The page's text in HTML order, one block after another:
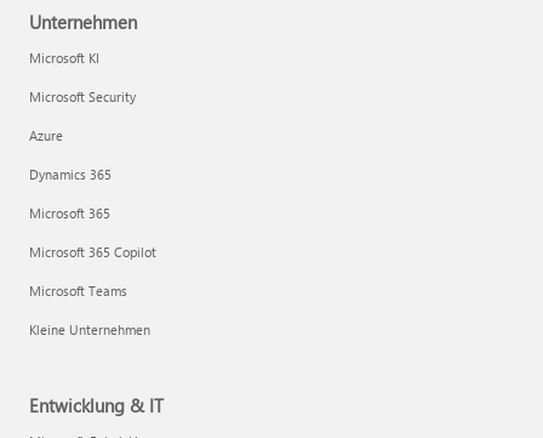
Unternehmen
Microsoft KI
Microsoft Security
Azure
Dynamics 365
Microsoft 365
Microsoft 365 Copilot
Microsoft Teams
Kleine Unternehmen
Entwicklung & IT